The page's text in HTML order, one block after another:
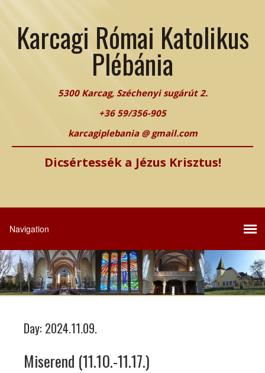
Karcagi Római Katolikus
Plébánia
5300 Karcag, Széchenyi sugárút 2.
+36 59/356-905
karcagiplebania @ gmail.com
Dicsértessék a Jézus Krisztus!
Day: 2024.11.09.
Miserend (11.10.-11.17.)